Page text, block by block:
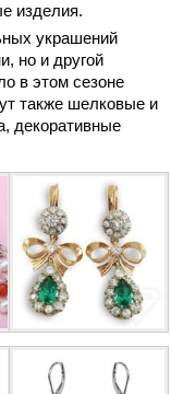
изделия.
украшений
но и другой
в этом сезоне
также шелковые и
декоративные